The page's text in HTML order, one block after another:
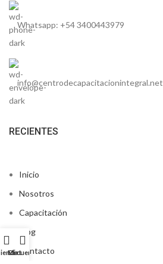
Whatsapp: +54 3400443979
info@centrodecapacitacionintegral.net
RECIENTES
Inicio
Nosotros
Capacitación
Blog
Contacto
Cart
Mi cuenta